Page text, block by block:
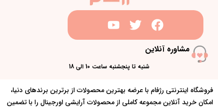
مشاوره آنلاین
شنبه تا پنجشنبه ساعت 10 الی 18
فروشگاه اینترنتی رژفام با عرضه بهترین محصولات از برترین برندهای دنیا،
امکان خرید آنلاین مجموعه کاملی از محصولات آرایشی اورجینال را با تضمین